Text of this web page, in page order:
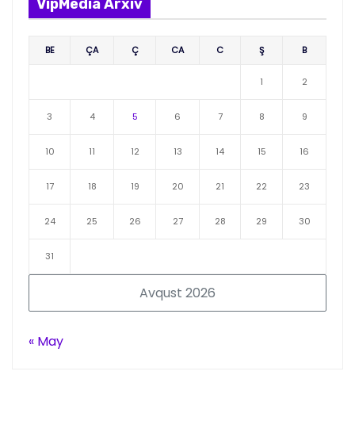
VipMedia Arxiv
Avqust 2026
BE ÇA Ç CA C Ş B
1 2
3 4 5 6 7 8 9
10 11 12 13 14 15 16
17 18 19 20 21 22 23
24 25 26 27 28 29 30
31
« May